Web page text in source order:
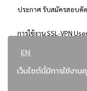
EN
เว็บไซต์นี้มีการใช้งาน
ประกาศ รับสมัครสอบคั
การใช้งาน SSL-VPN
..ยอดนิยม..